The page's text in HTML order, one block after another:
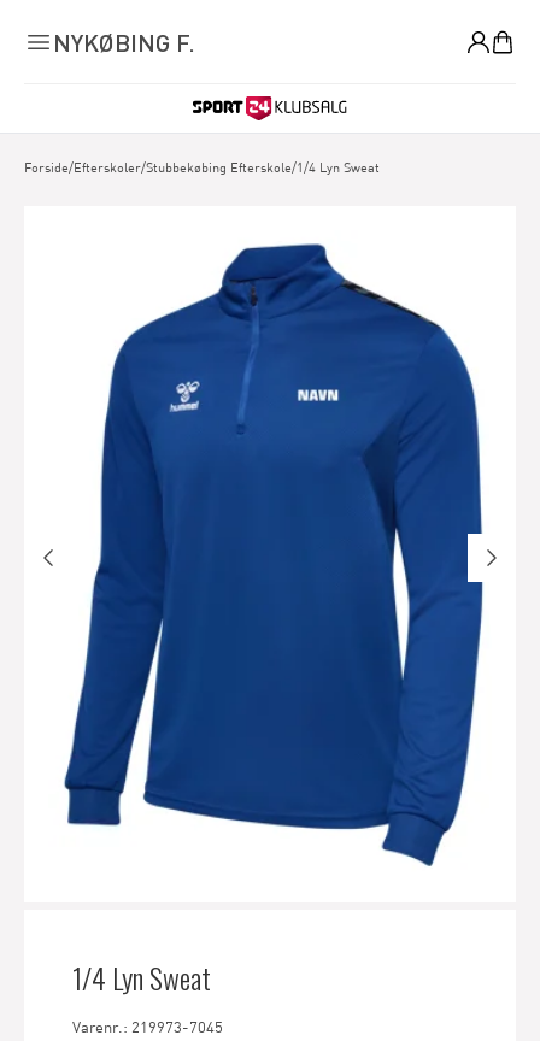
NYKØBING F.
Forside/Efterskoler/Stubbekøbing Efterskole/1/4 Lyn Sweat
1/4 Lyn Sweat
Varenr.: 219973-7045